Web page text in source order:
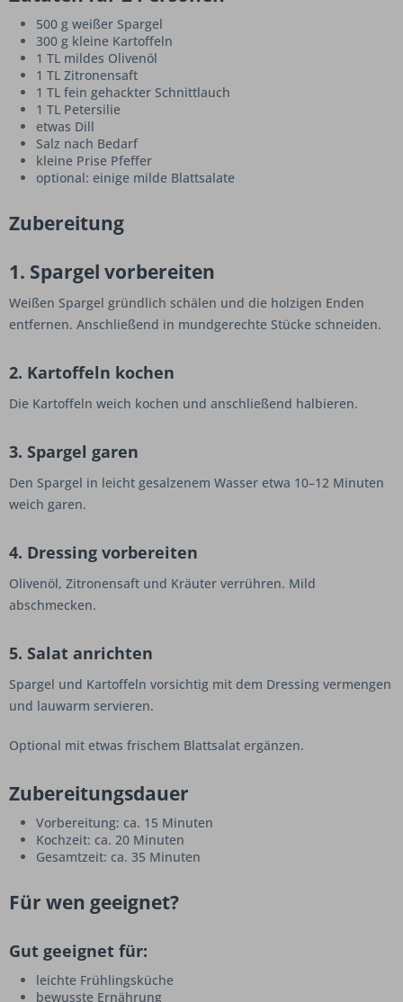
500 g weißer Spargel
300 g kleine Kartoffeln
1 TL mildes Olivenöl
1 TL Zitronensaft
1 TL fein gehackter Schnittlauch
1 TL Petersilie
etwas Dill
Salz nach Bedarf
kleine Prise Pfeffer
optional: einige milde Blattsalate
Zubereitung
1. Spargel vorbereiten
Weißen Spargel gründlich schälen und die holzigen Enden
entfernen. Anschließend in mundgerechte Stücke schneiden.
2. Kartoffeln kochen
Die Kartoffeln weich kochen und anschließend halbieren.
3. Spargel garen
Den Spargel in leicht gesalzenem Wasser etwa 10–12 Minuten
weich garen.
4. Dressing vorbereiten
Olivenöl, Zitronensaft und Kräuter verrühren. Mild
abschmecken.
5. Salat anrichten
Spargel und Kartoffeln vorsichtig mit dem Dressing vermengen
und lauwarm servieren.
Optional mit etwas frischem Blattsalat ergänzen.
Zubereitungsdauer
Vorbereitung: ca. 15 Minuten
Kochzeit: ca. 20 Minuten
Gesamtzeit: ca. 35 Minuten
Für wen geeignet?
Gut geeignet für:
leichte Frühlingsküche
bewusste Ernährung